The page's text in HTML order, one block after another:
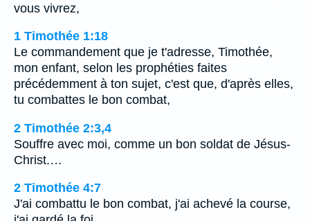
vous vivrez,
1 Timothée 1:18
Le commandement que je t'adresse, Timothée,
mon enfant, selon les prophéties faites
précédemment à ton sujet, c'est que, d'après elles,
tu combattes le bon combat,
2 Timothée 2:3,4
Souffre avec moi, comme un bon soldat de Jésus-
Christ.…
2 Timothée 4:7
J'ai combattu le bon combat, j'ai achevé la course,